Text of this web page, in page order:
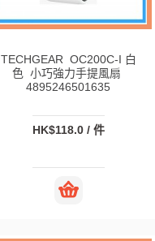
TECHGEAR OC200C-I 白
色 小巧強力手提風扇
4895246501635
HK$118.0 / 件